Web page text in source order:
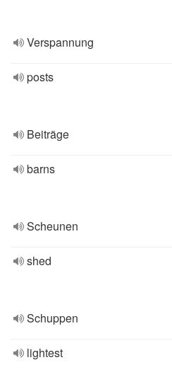
Verspannung
posts
Beiträge
barns
Scheunen
shed
Schuppen
lightest